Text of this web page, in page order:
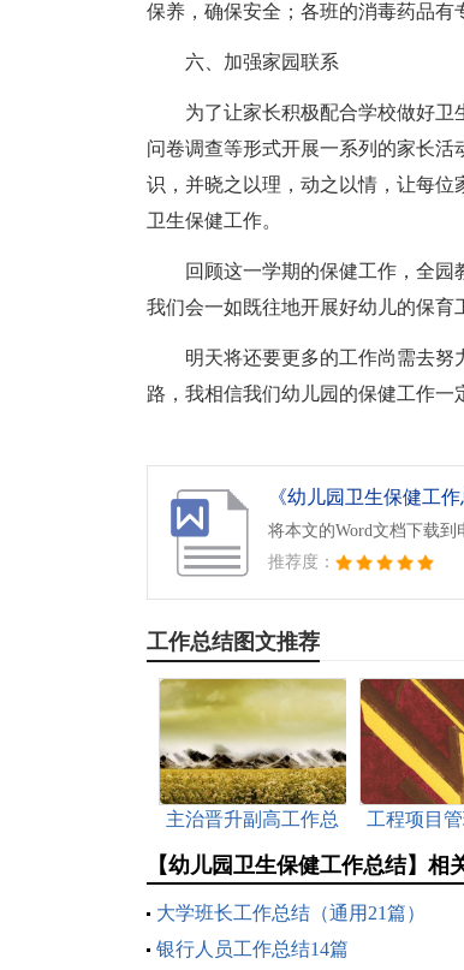
保养，确保安全；各班的消毒药品有
六、加强家园联系
为了让家长积极配合学校做好卫
问卷调查等形式开展一系列的家长
识，并晓之以理，动之以情，让每
卫生保健工作。
回顾这一学期的保健工作，全
我们会一如既往地开展好幼儿的保育
明天将还要更多的工作尚需去
路，我相信我们幼儿园的保健工作一
《幼儿园卫生保健工作
将本文的Word文档下载
推荐度：
工作总结图文推荐
主治晋升副高工作总
工程项目
【幼儿园卫生保健工作总结】相
大学班长工作总结（通用21篇）
银行人员工作总结14篇